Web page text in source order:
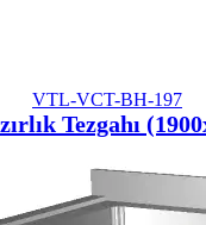
VTL-VCT-BH-197
Tezgahı